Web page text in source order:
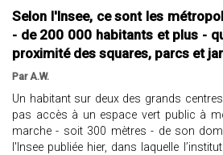
Selon l'Insee, ce sont les
- de 200 000 habitants et plus -
proximité des squares, parcs et
Par A.W.
Un habitant sur deux des grands
pas accès à un espace vert public à
marche - soit 300 mètres - de son
l'Insee publiée hier, dans laquelle